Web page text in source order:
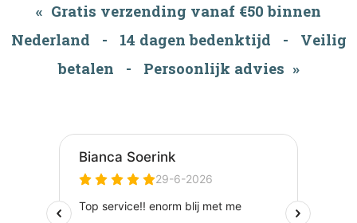
« Gratis verzending vanaf €50 binnen
Nederland - 14 dagen bedenktijd - Veilig
betalen - Persoonlijk advies »